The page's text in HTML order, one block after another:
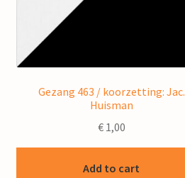
Gezang 463 / koorzetting: Jac.
Huisman
€1,00
Add to cart